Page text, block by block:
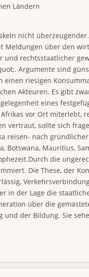
Ländern
nicht
Meldungen über den
und rechtsstaatlicher
Argumente sind
einen riesigen
Akteuren. Es gibt
eines
vor Ort
vertraut, sollte sich
reisen- nach
Botswana, Mauritius,
die
Die These, der
in der Lage die
über die
und der Bildung. Sie